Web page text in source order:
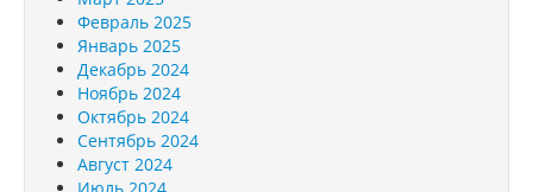
Февраль 2025
Январь 2025
Декабрь 2024
Ноябрь 2024
Октябрь 2024
Сентябрь 2024
Август 2024